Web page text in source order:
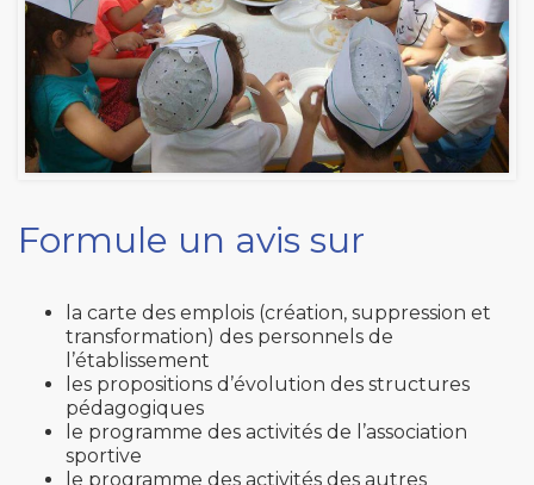
Formule un avis sur
la carte des emplois (création, suppression et
transformation) des personnels de
l’établissement
les propositions d’évolution des structures
pédagogiques
le programme des activités de l’association
sportive
le programme des activités des autres